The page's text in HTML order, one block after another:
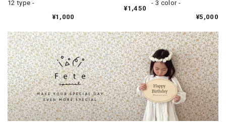
12 type -
¥1,000
¥1,450
- 3 color -
¥5,000